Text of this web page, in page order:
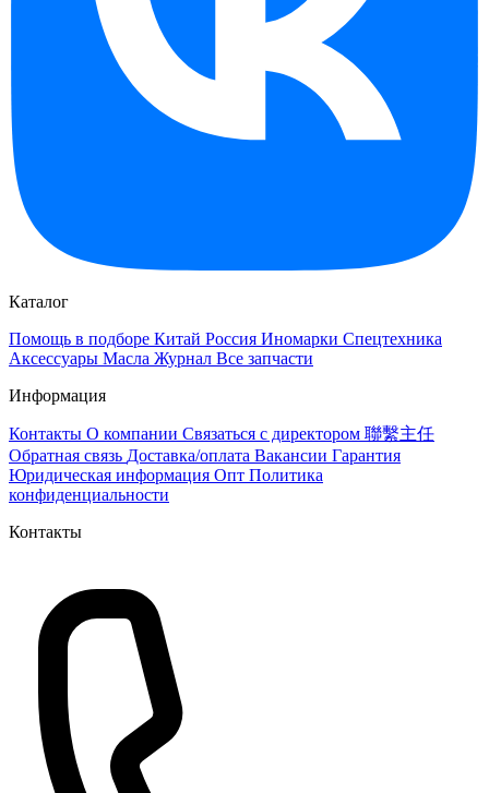
Каталог
Помощь в подборе Китай Россия Иномарки Спецтехника
Аксессуары Масла Журнал Все запчасти
Информация
Контакты О компании Связаться с директором 聯繫主任
Обратная связь Доставка/оплата Вакансии Гарантия
Юридическая информация Опт Политика
конфиденциальности
Контакты